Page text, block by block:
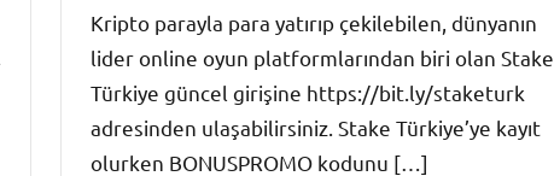
Kripto parayla para yatırıp çekilebilen, dünyanın
lider online oyun platformlarından biri olan Stake
Türkiye güncel girişine https://bit.ly/staketurk
adresinden ulaşabilirsiniz. Stake Türkiye’ye kayıt
olurken BONUSPROMO kodunu […]